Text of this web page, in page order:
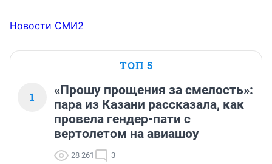
Новости СМИ2
ТОП 5
1
«Прошу прощения за смелость»:
пара из Казани рассказала, как
провела гендер-пати с
вертолетом на авиашоу
28 261 3